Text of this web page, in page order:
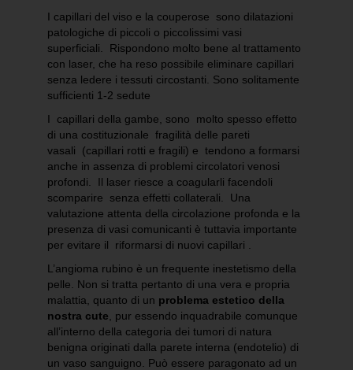
I capillari del viso e la couperose sono dilatazioni
patologiche di piccoli o piccolissimi vasi
superficiali. Rispondono molto bene al trattamento
con laser, che ha reso possibile eliminare capillari
senza ledere i tessuti circostanti. Sono solitamente
sufficienti 1-2 sedute
I capillari della gambe, sono molto spesso effetto
di una costituzionale fragilità delle pareti
vasali (capillari rotti e fragili) e tendono a formarsi
anche in assenza di problemi circolatori venosi
profondi. Il laser riesce a coagularli facendoli
scomparire senza effetti collaterali. Una
valutazione attenta della circolazione profonda e la
presenza di vasi comunicanti è tuttavia importante
per evitare il riformarsi di nuovi capillari .
L’angioma rubino è un frequente inestetismo della
pelle. Non si tratta pertanto di una vera e propria
malattia, quanto di un problema estetico della
nostra cute , pur essendo inquadrabile comunque
all’interno della categoria dei tumori di natura
benigna originati dalla parete interna (endotelio) di
un vaso sanguigno. Può essere paragonato ad un